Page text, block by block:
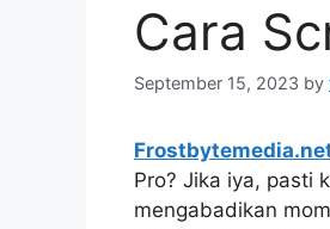
Cara
September 15, 2023 by
Pro? Jika iya, pasti
mengabadikan